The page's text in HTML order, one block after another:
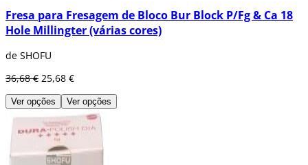
Fresa para Fresagem de Bloco Bur Block P/Fg & Ca 18
Hole Millingter (várias cores)
de SHOFU
36,68 € 25,68 €
Ver opções Ver opções